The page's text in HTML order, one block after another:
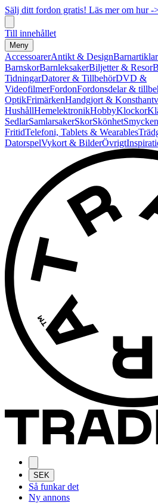
Sälj ditt fordon gratis! Läs mer om hur -
Till innehållet
Meny
AccessoarerAntikt & DesignBarnartiklar
BarnskorBarnleksakerBiljetter & Resor
TidningarDatorer & TillbehörDVD &
VideofilmerFordonFordonsdelar &
OptikFrimärkenHandgjort &
HushållHemelektronikHobbyKlockor
SedlarSamlarsakerSkorSkönhet
FritidTelefoni, Tablets & Wearables
DatorspelVykort & BilderÖvrigt
SEK
Så funkar det
Ny annons